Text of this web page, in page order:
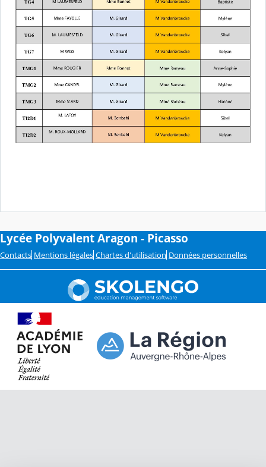
Lycée Polyvalent Aragon - Picasso
Contacts Mentions légales Chartes d'utilisation Données personnelles